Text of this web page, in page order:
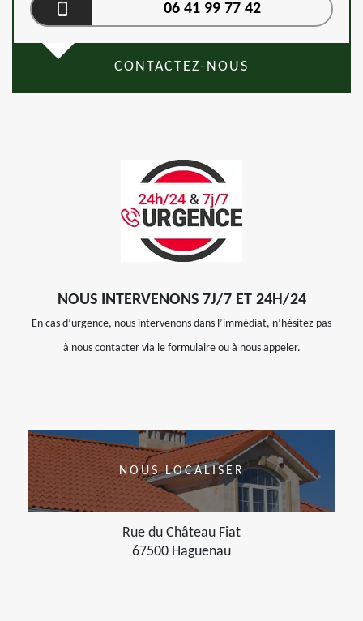
06 41 99 77 42
CONTACTEZ-NOUS
NOUS INTERVENONS 7J/7 ET 24H/24
En cas d’urgence, nous intervenons dans l’immédiat, n’hésitez pas
à nous contacter via le formulaire ou à nous appeler.
NOUS LOCALISER
Rue du Château Fiat
67500 Haguenau